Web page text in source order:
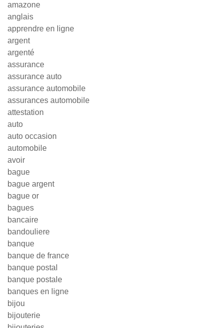
amazone
anglais
apprendre en ligne
argent
argenté
assurance
assurance auto
assurance automobile
assurances automobile
attestation
auto
auto occasion
automobile
avoir
bague
bague argent
bague or
bagues
bancaire
bandouliere
banque
banque de france
banque postal
banque postale
banques en ligne
bijou
bijouterie